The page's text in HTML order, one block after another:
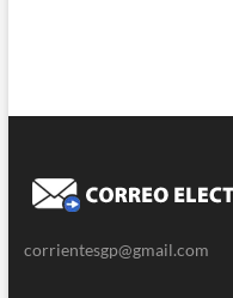
corrientesgp@gmail.com